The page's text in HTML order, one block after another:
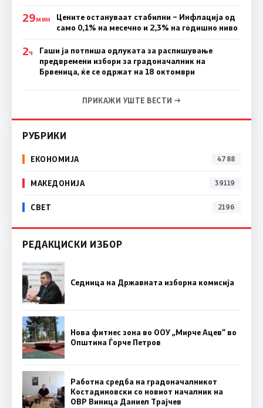
29МИН
Цените остануваат стабилни – Инфлација од
само 0,1% на месечно и 2,3% на годишно ниво
2Ч
Гаши ја потпиша одлуката за распишување
предвремени избори за градоначалник на
Брвеница, ќе се одржат на 18 октомври
ПРИКАЖИ УШТЕ ВЕСТИ →
РУБРИКИ
ЕКОНОМИЈА 4788
МАКЕДОНИЈА 39119
СВЕТ 2196
РЕДАКЦИСКИ ИЗБОР
Седница на Државната изборна комисија
Нова фитнес зона во ООУ „Мирче Ацев“ во
Општина Ѓорче Петров
Работна средба на градоначалникот
Костадиновски со новиот началник на
ОВР Виница Даниел Трајчев